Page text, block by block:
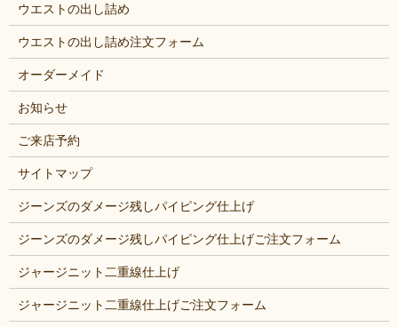
ウエストの出し詰め
ウエストの出し詰め注文フォーム
オーダーメイド
お知らせ
ご来店予約
サイトマップ
ジーンズのダメージ残しパイピング仕上げ
ジーンズのダメージ残しパイピング仕上げご注文フォーム
ジャージニット二重線仕上げ
ジャージニット二重線仕上げご注文フォーム